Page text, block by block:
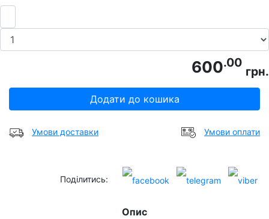
600.00
грн.
Додати до кошика
Умови доставки Умови оплати
Поділитись:
Опис